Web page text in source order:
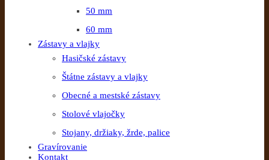
50 mm
60 mm
Zástavy a vlajky
Hasičské zástavy
Štátne zástavy a vlajky
Obecné a mestské zástavy
Stolové vlajočky
Stojany, držiaky, žrde, palice
Gravírovanie
Kontakt